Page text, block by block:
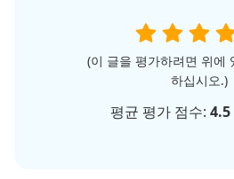
(이 글을 평가하려면 위에
하십시오.)
평균 평가 점수: 4.5